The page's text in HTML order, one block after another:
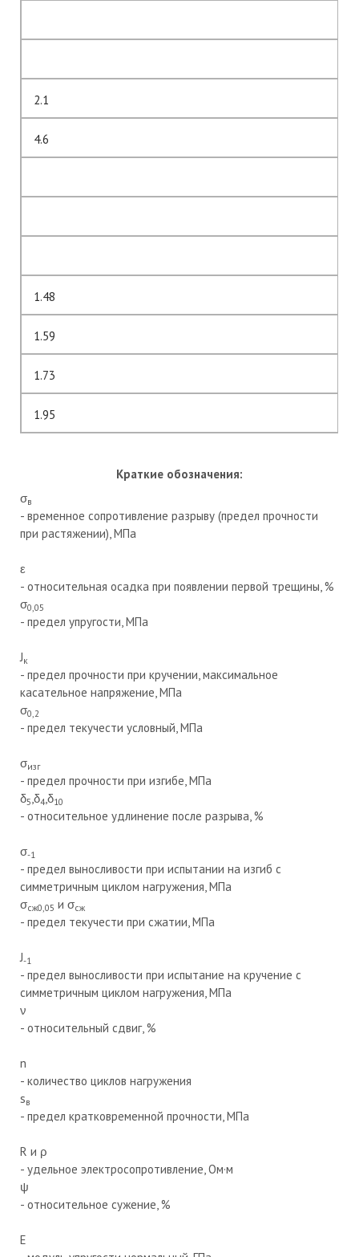
2.1
4.6
1.48
1.59
1.73
1.95
Краткие обозначения:
σв
- временное сопротивление разрыву (предел прочности
при растяжении), МПа
ε
- относительная осадка при появлении первой трещины, %
σ0,05
- предел упругости, МПа
Jк
- предел прочности при кручении, максимальное
касательное напряжение, МПа
σ0,2
- предел текучести условный, МПа
σизг
- предел прочности при изгибе, МПа
δ5,δ4,δ10
- относительное удлинение после разрыва, %
σ-1
- предел выносливости при испытании на изгиб с
симметричным циклом нагружения, МПа
σсж0,05 и σсж
- предел текучести при сжатии, МПа
J-1
- предел выносливости при испытание на кручение с
симметричным циклом нагружения, МПа
ν
- относительный сдвиг, %
n
- количество циклов нагружения
sв
- предел кратковременной прочности, МПа
R и ρ
- удельное электросопротивление, Ом·м
ψ
- относительное сужение, %
E